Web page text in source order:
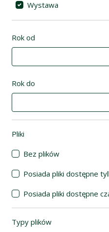
Wystawa
Rok od
Rok do
Pliki
Bez plików
Posiada pliki dostępne
Posiada pliki dostępne
Typy plików